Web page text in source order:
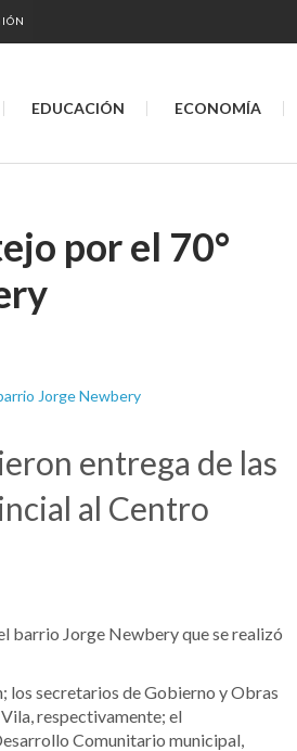
EDUCACIÓN ECONOMÍA
por el 70°
entrega de las
al Centro
barrio Jorge Newbery que se realizó
los secretarios de Gobierno y Obras
respectivamente; el
Comunitario municipal,